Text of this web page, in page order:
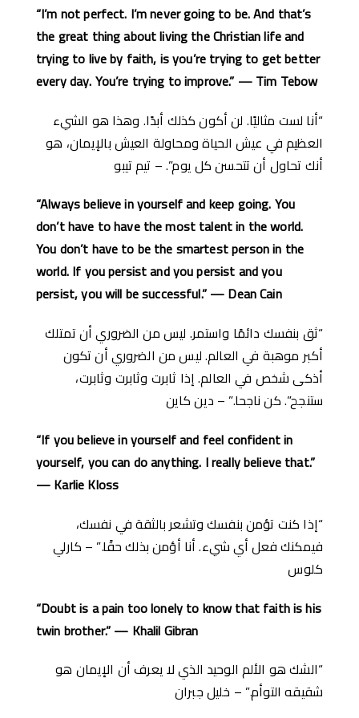
“I’m not perfect. I’m never going to be. And that’s
the great thing about living the Christian life and
trying to live by faith, is you’re trying to get better
every day. You’re trying to improve.” — Tim Tebow
“أنا لست مثاليًا. لن أكون كذلك أبدًا. وهذا هو الشيء
العظيم في عيش الحياة ومحاولة العيش بالإيمان، هو
أنك تحاول أن تتحسن كل يوم”. – تيم تيبو
“Always believe in yourself and keep going. You
don’t have to have the most talent in the world.
You don’t have to be the smartest person in the
world. If you persist and you persist and you
persist, you will be successful.” — Dean Cain
“ثق بنفسك دائمًا واستمر. ليس من الضروري أن تمتلك
أكبر موهبة في العالم. ليس من الضروري أن تكون
أذكى شخص في العالم. إذا ثابرت وثابرت وثابرت،
ستنجح”. كن ناجحا.” – دين كاين
“If you believe in yourself and feel confident in
yourself, you can do anything. I really believe that.”
— Karlie Kloss
“إذا كنت تؤمن بنفسك وتشعر بالثقة في نفسك،
فيمكنك فعل أي شيء. أنا أؤمن بذلك حقًا.” – كارلي
كلوس
“Doubt is a pain too lonely to know that faith is his
twin brother.” — Khalil Gibran
“الشك هو الألم الوحيد الذي لا يعرف أن الإيمان هو
شقيقه التوأم.” – خليل جبران